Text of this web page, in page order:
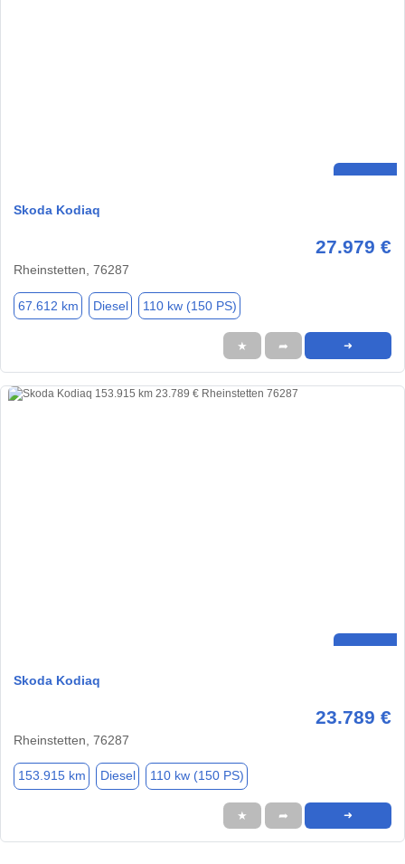
Skoda Kodiaq
27.979 €
Rheinstetten, 76287
67.612 km Diesel 110 kw (150 PS)
★ ➦ ➜
Skoda Kodiaq
23.789 €
Rheinstetten, 76287
153.915 km Diesel 110 kw (150 PS)
★ ➦ ➜